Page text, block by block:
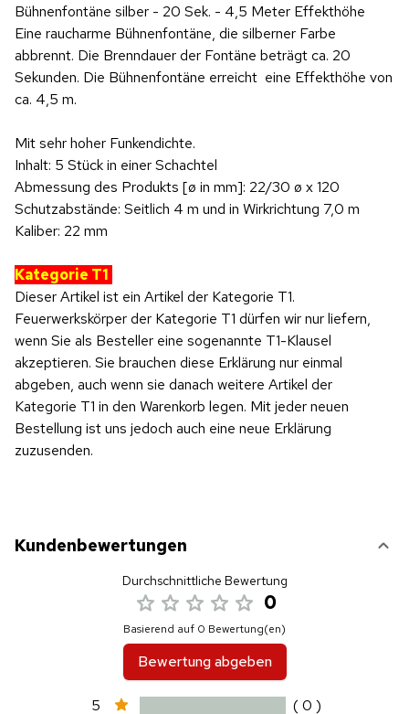
Produktvideo
Bühnenfontäne silber - 20 Sek. - 4,5 Meter Effekthöhe
Eine raucharme Bühnenfontäne, die silberner Farbe
abbrennt. Die Brenndauer der Fontäne beträgt ca. 20
Sekunden. Die Bühnenfontäne erreicht eine Effekthöhe von
ca. 4,5 m.
Mit sehr hoher Funkendichte.
Inhalt: 5 Stück in einer Schachtel
Abmessung des Produkts [ø in mm]: 22/30 ø x 120
Schutzabstände: Seitlich 4 m und in Wirkrichtung 7,0 m
Kaliber: 22 mm
Kategorie T1
Dieser Artikel ist ein Artikel der Kategorie T1.
Feuerwerkskörper der Kategorie T1 dürfen wir nur liefern,
wenn Sie als Besteller eine sogenannte T1-Klausel
akzeptieren. Sie brauchen diese Erklärung nur einmal
abgeben, auch wenn sie danach weitere Artikel der
Kategorie T1 in den Warenkorb legen. Mit jeder neuen
Bestellung ist uns jedoch auch eine neue Erklärung
zuzusenden.
Kundenbewertungen
Durchschnittliche Bewertung
0
Basierend auf 0 Bewertung(en)
Bewertung abgeben
5
( 0 )